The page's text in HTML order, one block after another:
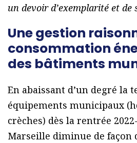
un devoir d’exemplarité et de
Une gestion
consommation
des bâtiments
En abaissant d’un degré la
équipements municipaux
crèches) dès la rentrée
Marseille diminue de façon